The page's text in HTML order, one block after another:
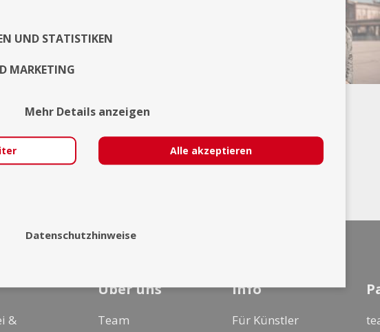
&
Über uns
Team
Info
Für Künstler
UND STATISTIKEN
MARKETING
Mehr Details anzeigen
Alle akzeptieren
Datenschutzhinweise